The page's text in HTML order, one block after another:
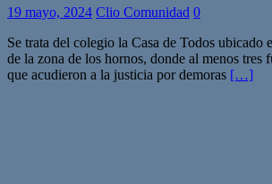
19 mayo, 2024 Clio Comunidad 0
Se trata del colegio la Casa de Todos ubicado
de la zona de los hornos, donde al menos tres
que acudieron a la justicia por demoras […]